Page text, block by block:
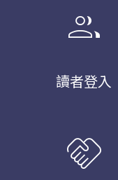
group
讀者登入
handshake